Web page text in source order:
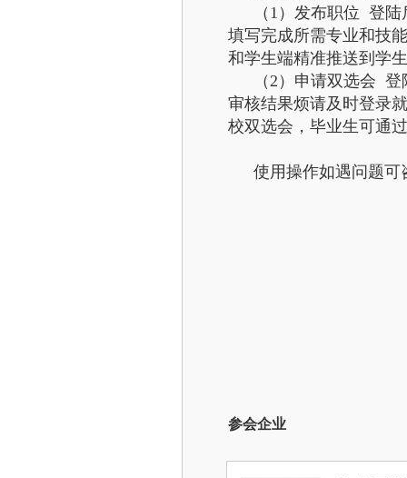
（1）发布职位 登
填写完成所需专业和技
和学生端精准推送到学
（2）申请双选会
审核结果烦请及时登录
校双选会，毕业生可通
使用操作如遇问题可
参会企业